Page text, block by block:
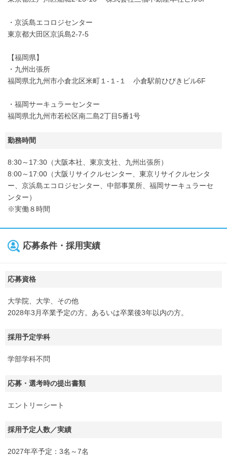
・京浜島エコロジセンター
東京都大田区京浜島2-7-5
【福岡県】
・九州出張所
福岡県北九州市小倉北区米町１-１-１ 小倉駅前ひびきビル6F
・福岡サーキュラーセンター
福岡県北九州市若松区南二島2丁目5番1号
勤務時間
8:30～17:30（大阪本社、東京支社、九州出張所）
8:00～17:00（大阪リサイクルセンター、東京リサイクルセンタ
ー、京浜島エコロジセンター、中部事業所、福岡サーキュラーセ
ンター）
※実働８時間
応募条件・採用実績
応募資格
大学院、大学、その他
2028年3月卒業予定の方。あるいは卒業後3年以内の方。
採用予定学科
学部学科不問
応募・選考時の提出書類
エントリーシート
採用予定人数／実績
2027年卒予定：3名～7名